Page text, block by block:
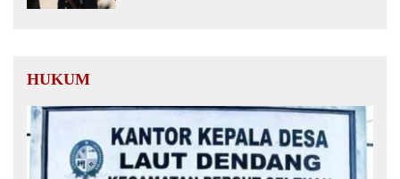
HUKUM